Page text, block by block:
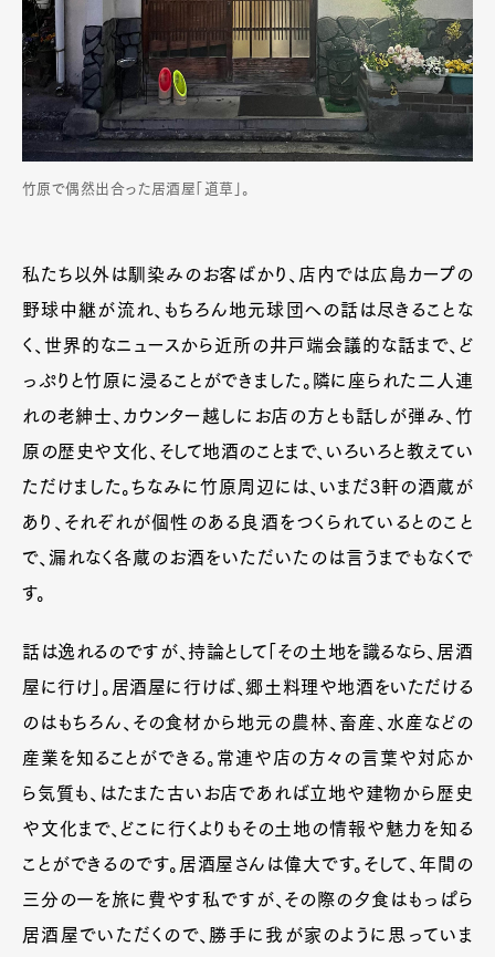
竹原で偶然出合った居酒屋「道草」。
私たち以外は馴染みのお客ばかり、店内では広島カープの
野球中継が流れ、もちろん地元球団への話は尽きることな
く、世界的なニュースから近所の井戸端会議的な話まで、ど
っぷりと竹原に浸ることができました。隣に座られた二人連
れの老紳士、カウンター越しにお店の方とも話しが弾み、竹
原の歴史や文化、そして地酒のことまで、いろいろと教えてい
ただけました。ちなみに竹原周辺には、いまだ3軒の酒蔵が
あり、それぞれが個性のある良酒をつくられているとのこと
で、漏れなく各蔵のお酒をいただいたのは言うまでもなくで
す。
話は逸れるのですが、持論として「その土地を識るなら、居酒
屋に行け」。居酒屋に行けば、郷土料理や地酒をいただける
のはもちろん、その食材から地元の農林、畜産、水産などの
産業を知ることができる。常連や店の方々の言葉や対応か
ら気質も、はたまた古いお店であれば立地や建物から歴史
や文化まで、どこに行くよりもその土地の情報や魅力を知る
ことができるのです。居酒屋さんは偉大です。そして、年間の
三分の一を旅に費やす私ですが、その際の夕食はもっぱら
居酒屋でいただくので、勝手に我が家のように思っていま